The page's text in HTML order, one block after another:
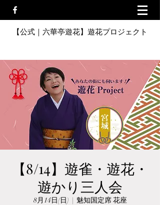
【公式｜六華亭遊花】遊花プロジェクト
【8/14】遊雀・遊花・
遊かり三人会
8月14日(日)
  |
魅知国定席 花座